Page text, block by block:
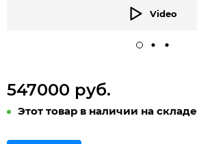
Video
547000 руб.
Этот товар в наличии на складе